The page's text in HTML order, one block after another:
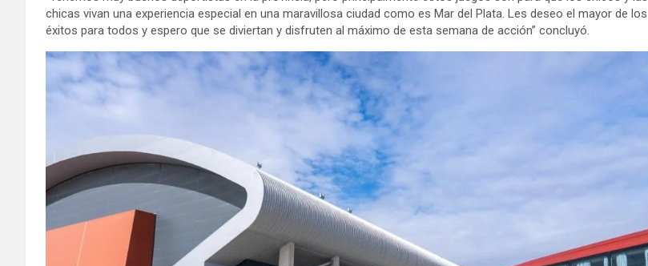
chicas vivan una experiencia especial en una maravillosa ciudad como es Mar del Plata. Les deseo el mayor de los
éxitos para todos y espero que se diviertan y disfruten al máximo de esta semana de acción” concluyó.